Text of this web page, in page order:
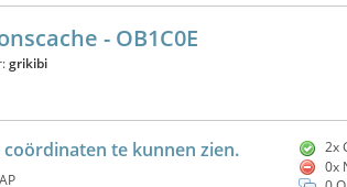
- OB1C0E
grikibi
coördinaten te kunnen zien.
2x
0x